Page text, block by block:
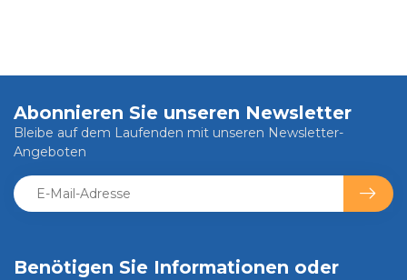
Benötigen Sie Informationen oder
Abonnieren Sie unseren Newsletter
Bleibe auf dem Laufenden mit unseren Newsletter-
Angeboten